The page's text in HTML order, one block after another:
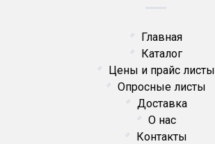
Главная
Каталог
Цены и прайс листы
Опросные листы
Доставка
О нас
Контакты